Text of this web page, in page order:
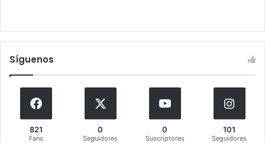
Síguenos
821
Fans
0
Seguidores
0
Suscriptores
101
Seguidores